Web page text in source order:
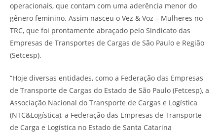
operacionais, que contam com uma aderência menor do
gênero feminino. Assim nasceu o Vez & Voz – Mulheres no
TRC, que foi prontamente abraçado pelo Sindicato das
Empresas de Transportes de Cargas de São Paulo e Região
(Setcesp).
“Hoje diversas entidades, como a Federação das Empresas
de Transporte de Cargas do Estado de São Paulo (Fetcesp), a
Associação Nacional do Transporte de Cargas e Logística
(NTC&Logística), a Federação das Empresas de Transporte
de Carga e Logística no Estado de Santa Catarina